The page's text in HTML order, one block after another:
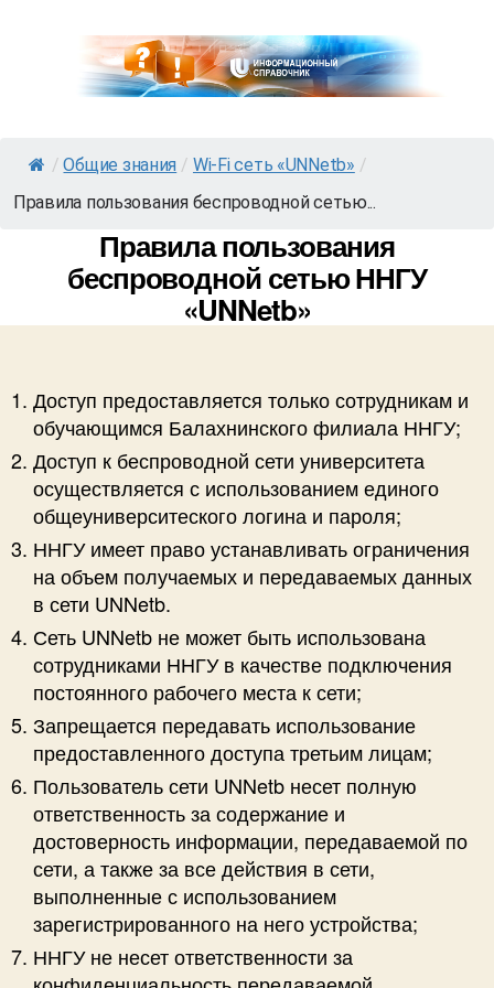
/ Общие знания / Wi-Fi сеть «UNNetb» /
Правила пользования беспроводной сетью...
Правила пользования
беспроводной сетью ННГУ
«UNNetb»
Доступ предоставляется только сотрудникам и
обучающимся Балахнинского филиала ННГУ;
Доступ к беспроводной сети университета
осуществляется с использованием единого
общеуниверситеского логина и пароля;
ННГУ имеет право устанавливать ограничения
на объем получаемых и передаваемых данных
в сети UNNetb.
Сеть UNNetb не может быть использована
сотрудниками ННГУ в качестве подключения
постоянного рабочего места к сети;
Запрещается передавать использование
предоставленного доступа третьим лицам;
Пользователь сети UNNetb несет полную
ответственность за содержание и
достоверность информации, передаваемой по
сети, а также за все действия в сети,
выполненные с использованием
зарегистрированного на него устройства;
ННГУ не несет ответственности за